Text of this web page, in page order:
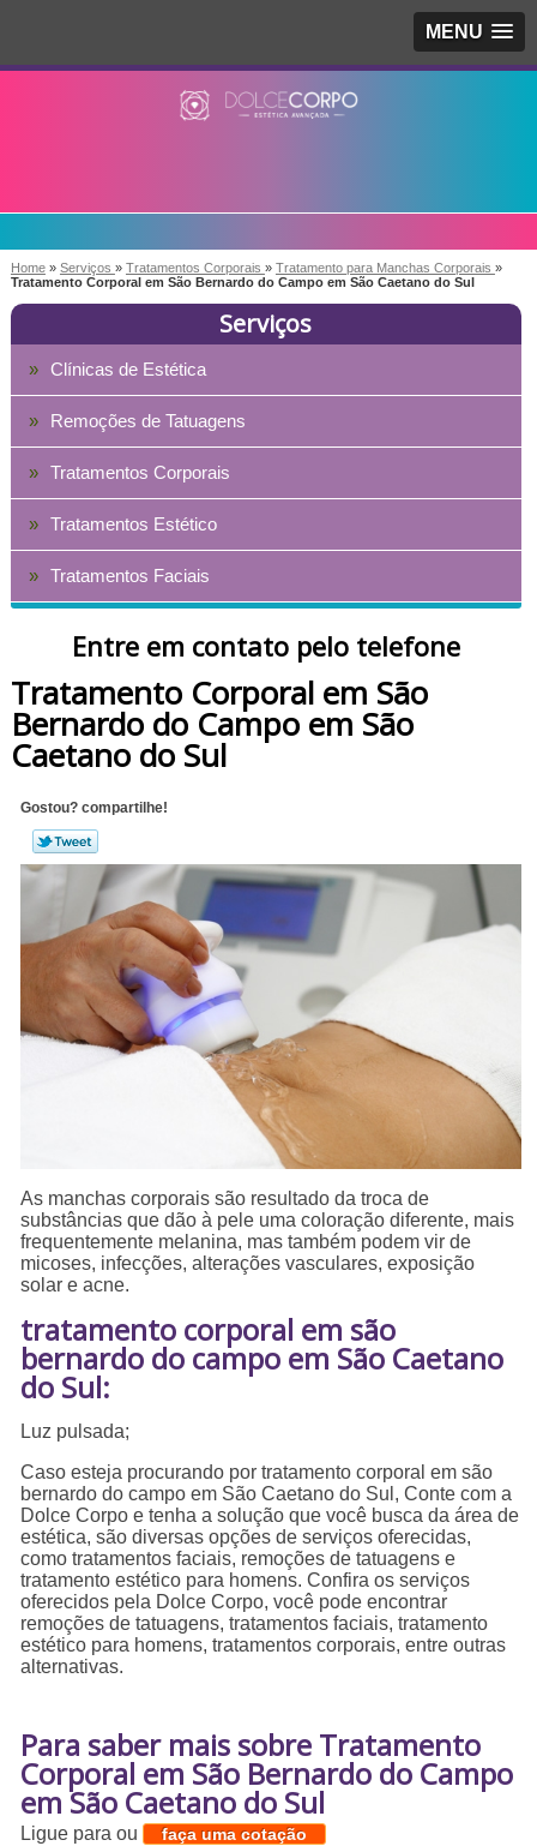
MENU
Home » Serviços » Tratamentos Corporais » Tratamento para Manchas Corporais »
Tratamento Corporal em São Bernardo do Campo em São Caetano do Sul
Serviços
Clínicas de Estética
Remoções de Tatuagens
Tratamentos Corporais
Tratamentos Estético
Tratamentos Faciais
Entre em contato pelo telefone
Tratamento Corporal em São
Bernardo do Campo em São
Caetano do Sul
Gostou? compartilhe!
As manchas corporais são resultado da troca de
substâncias que dão à pele uma coloração diferente, mais
frequentemente melanina, mas também podem vir de
micoses, infecções, alterações vasculares, exposição
solar e acne.
tratamento corporal em são
bernardo do campo em São Caetano
do Sul:
Luz pulsada;
Caso esteja procurando por tratamento corporal em são
bernardo do campo em São Caetano do Sul, Conte com a
Dolce Corpo e tenha a solução que você busca da área de
estética, são diversas opções de serviços oferecidas,
como tratamentos faciais, remoções de tatuagens e
tratamento estético para homens. Confira os serviços
oferecidos pela Dolce Corpo, você pode encontrar
remoções de tatuagens, tratamentos faciais, tratamento
estético para homens, tratamentos corporais, entre outras
alternativas.
Para saber mais sobre Tratamento
Corporal em São Bernardo do Campo
em São Caetano do Sul
Ligue paraou faça uma cotação